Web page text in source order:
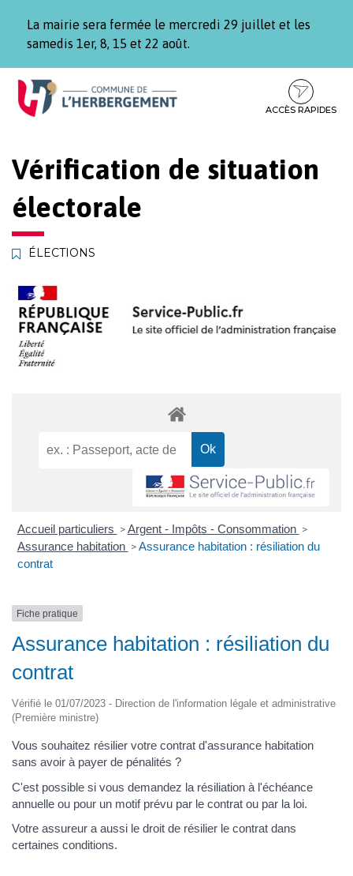
La mairie sera fermée le mercredi 29 juillet et les
samedis 1er, 8, 15 et 22 août.
Aller
Aller
contenu
Aller
pied
ACCÈS RAPIDES
Vérification de situation
électorale
ÉLECTIONS
Accueil particuliers > Argent - Impôts - Consommation >
Assurance habitation > Assurance habitation : résiliation du
contrat
Fiche pratique
Assurance habitation : résiliation du
contrat
Vérifié le 01/07/2023 - Direction de l'information légale et administrative
(Première ministre)
Vous souhaitez résilier votre contrat d'assurance habitation
sans avoir à payer de pénalités ?
C'est possible si vous demandez la résiliation à l'échéance
annuelle ou pour un motif prévu par le contrat ou par la loi.
Votre assureur a aussi le droit de résilier le contrat dans
certaines conditions.